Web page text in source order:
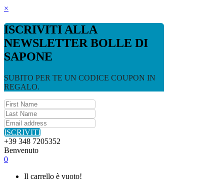
×
ISCRIVITI ALLA
NEWSLETTER BOLLE DI
SAPONE
SUBITO PER TE UN CODICE COUPON IN
REGALO.
ISCRIVITI
+39 348 7205352
Benvenuto
0
Il carrello è vuoto!